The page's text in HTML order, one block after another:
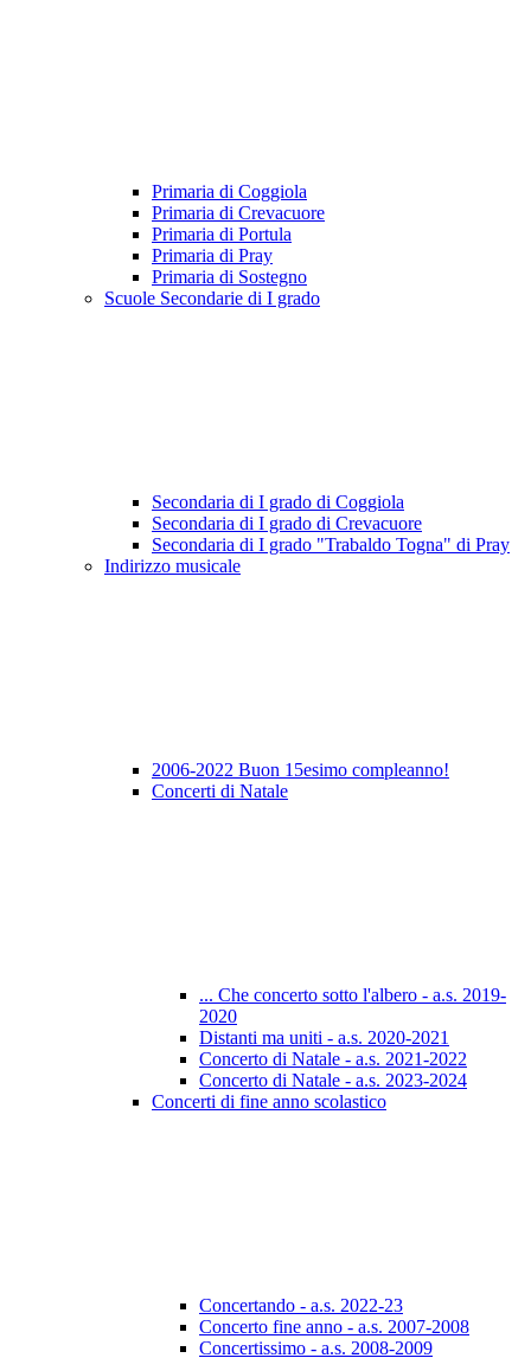
Primaria di Coggiola
Primaria di Crevacuore
Primaria di Portula
Primaria di Pray
Primaria di Sostegno
Scuole Secondarie di I grado
Secondaria di I grado di Coggiola
Secondaria di I grado di Crevacuore
Secondaria di I grado "Trabaldo Togna" di Pray
Indirizzo musicale
2006-2022 Buon 15esimo compleanno!
Concerti di Natale
... Che concerto sotto l'albero - a.s. 2019-
2020
Distanti ma uniti - a.s. 2020-2021
Concerto di Natale - a.s. 2021-2022
Concerto di Natale - a.s. 2023-2024
Concerti di fine anno scolastico
Concertando - a.s. 2022-23
Concerto fine anno - a.s. 2007-2008
Concertissimo - a.s. 2008-2009